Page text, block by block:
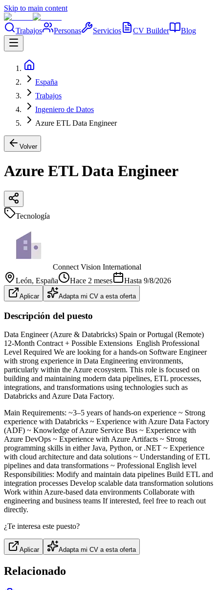
Skip to main content
Trabajos Personas Servicios CV Builder Blog
España
Trabajos
Ingeniero de Datos
Azure ETL Data Engineer
Volver
Azure ETL Data Engineer
Tecnología
Connect Vision International
León, España Hace 2 meses Hasta 9/8/2026
Aplicar Adapta mi CV a esta oferta
Descripción del puesto
Data Engineer (Azure & Databricks) Spain or Portugal (Remote)
12-Month Contract + Possible Extensions ️ English Professional
Level Required We are looking for a hands-on Software Engineer
with strong experience in Data Engineering environments,
particularly within the Azure ecosystem. This role is focused on
building and maintaining modern data pipelines, ETL processes,
integrations, and transformations using technologies such as
Databricks and Azure Data Factory.
Main Requirements: ~3–5 years of hands-on experience ~ Strong
experience with Databricks ~ Experience with Azure Data Factory
(ADF) ~ Knowledge of Azure Service Bus ~ Experience with
Azure DevOps ~ Experience with Azure Artifacts ~ Strong
programming skills in either Java, Python, or .NET ~ Experience
with cloud architecture and data solutions ~ Understanding of ETL
pipelines and data transformations ~ Professional English level
Responsibilities: Modify and maintain data pipelines Build ETL and
integration processes Develop scalable data transformation solutions
Work within Azure-based data environments Collaborate with
engineering and business teams If interested, feel free to reach out
directly.
¿Te interesa este puesto?
Aplicar Adapta mi CV a esta oferta
Relacionado